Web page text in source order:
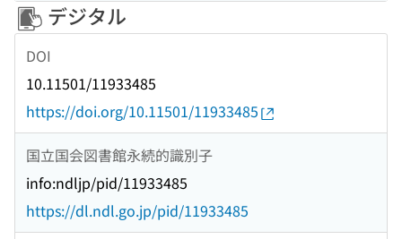
デジタル
DOI
10.11501/11933485
https://doi.org/10.11501/11933485
国立国会図書館永続的識別子
info:ndljp/pid/11933485
https://dl.ndl.go.jp/pid/11933485